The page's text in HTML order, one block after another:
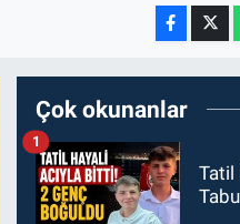
Çok okunanlar
Tatil
1